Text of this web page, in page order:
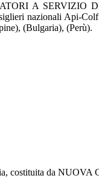
A SERVIZIO
nazionali Api-
(Bulgaria), (Perù).
costituita da